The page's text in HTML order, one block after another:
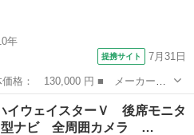
年
提携サイト 7月31日
レード名： Ｓ ホグランプ
排気量： 660cc ■ ドア枚数：
イウェイスターＶ 後席モニタ
ナビ 全周囲カメラ …